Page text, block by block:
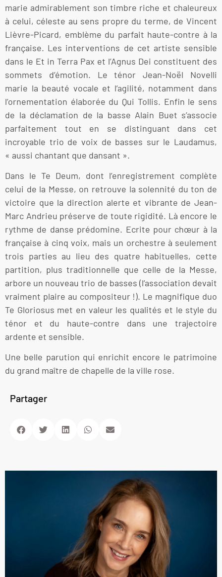
marie admirablement son timbre riche et chaleureux
à celui, céleste au sens propre du terme, de Vincent
Lièvre-Picard, emblème du parfait haute-contre à la
française. Les interventions de cet artiste sensible
dans le Et in Terra Pax et l’Agnus Dei constituent des
sommets d’émotion. Le ténor Jean-Noël Novelli
marie la beauté vocale et l’agilité, notamment dans
l’ornementation élaborée du Qui Tollis. Enfin le sens
de la déclamation de la basse Alain Buet s’associe
parfaitement tout en se distinguant dans cet
incroyable trio de voix de basses sur le Laudamus,
« aussi chantant que dansant ».
Dans le Te Deum, dont l’enregistrement complète
celui de la Messe, on retrouve la solennité du ton de
victoire que la direction alerte et vibrante de Jean-
Marc Andrieu préserve de toute rigidité. Là encore le
rythme de danse prédomine. Ecrite pour chœur à la
française à cinq voix, mais un orchestre à seulement
trois parties au lieu des quatre habituelles, cette
partition, plus traditionnelle que celle de la Messe,
arbore un nouveau trio de basses (l’association devait
vraiment plaire au compositeur !). Le magnifique duo
Te Gloriosus met en valeur les qualités et le style du
ténor et du haute-contre dans une trajectoire
ardente et sensible.
Une belle parution qui enrichit encore le patrimoine
du grand maître de chapelle de la ville rose.
Partager